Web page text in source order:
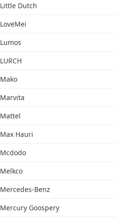
Little Dutch
LoveMei
Lumos
LURCH
Mako
Marvita
Mattel
Max Hauri
Mcdodo
Melkco
Mercedes-Benz
Mercury Goospery